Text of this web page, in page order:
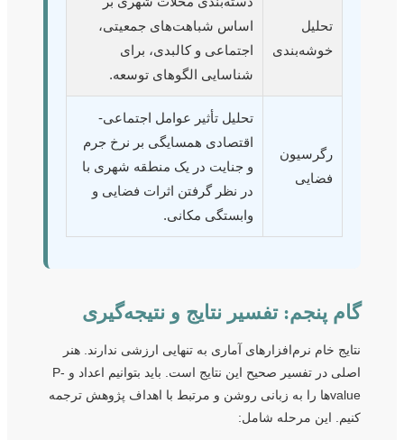
تحلیل
خوشه‌بندی
اساس شباهت‌های جمعیتی،
اجتماعی و کالبدی، برای
شناسایی الگوهای توسعه.
رگرسیون
فضایی
تحلیل تأثیر عوامل اجتماعی-
اقتصادی همسایگی بر نرخ جرم
و جنایت در یک منطقه شهری با
در نظر گرفتن اثرات فضایی و
وابستگی مکانی.
گام پنجم: تفسیر نتایج و نتیجه‌گیری
نتایج خام نرم‌افزارهای آماری به تنهایی ارزشی ندارند. هنر
اصلی در تفسیر صحیح این نتایج است. باید بتوانیم اعداد و P-
valueها را به زبانی روشن و مرتبط با اهداف پژوهش ترجمه
کنیم. این مرحله شامل: